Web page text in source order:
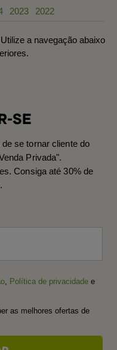
2023 2022
a navegação abaixo
SE
se tornar cliente do
Privada".
Consiga até 30% de
Política de privacidade e
as melhores ofertas de